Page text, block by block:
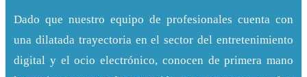
Dado que nuestro equipo de profesionales cuenta con
una dilatada trayectoria en el sector del entretenimiento
digital y el ocio electrónico, conocen de primera mano